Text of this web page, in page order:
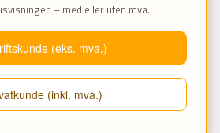
– med eller uten mva.
(eks. mva.)
(inkl. mva.)
er også fri for forurensninger.
og sikker løsning for
også motstandsdyktig mot olje,